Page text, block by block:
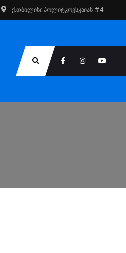
ქ.თბილისი პოლიტკოვსკაიას #4